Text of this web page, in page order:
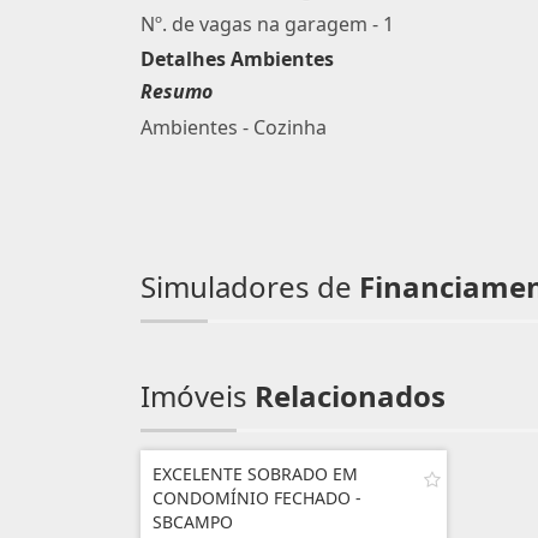
Nº. de vagas na garagem - 1
Detalhes Ambientes
Resumo
Ambientes - Cozinha
Simuladores de
Imóveis Relacionados
EXCELENTE SOBRADO EM
CONDOMÍNIO FECHADO -
SBCAMPO